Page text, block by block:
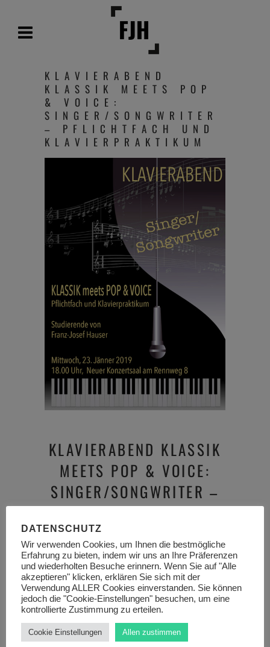
KLAVIERABEND
KLASSIK MEETS POP
& VOICE:
SINGER/SONGWRITER
– PFLICHTFACH UND
KLAVIERPRAKTIKUM
KLAVIERABEND KLASSIK
MEETS POP & VOICE:
SINGER/SONGWRITER –
PFLICHTFACH UND
KLAVIERPRAKTIKUM
23.01.2019, Rennweg 8, 1030 Wien
Neuer Konzertsaal, 18:00
Klassenabend meiner Studierenden an
DATENSCHUTZ
Wir verwenden Cookies, um Ihnen die bestmögliche
Erfahrung zu bieten, indem wir uns an Ihre Präferenzen
und wiederholten Besuche erinnern. Wenn Sie auf "Alle
akzeptieren" klicken, erklären Sie sich mit der
Verwendung ALLER Cookies einverstanden. Sie können
jedoch die "Cookie-Einstellungen" besuchen, um eine
kontrollierte Zustimmung zu erteilen.
Cookie Einstellungen Allen zustimmen